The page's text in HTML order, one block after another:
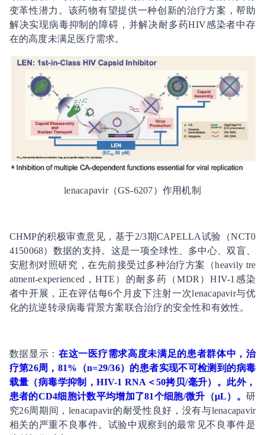
变革性潜力。该药物有望提供一种创新的治疗方案，帮助
解决实现病毒抑制的障碍，并解决耐多药HIV感染者中存
在的高度未满足医疗需求。
lenacapavir（GS-6207）作用机制
CHMP的积极审查意见，基于2/3期CAPELLA试验（NCT0
4150068）数据的支持。这是一项全球性、多中心、双盲、
安慰剂对照研究，在先前接受过多种治疗方案（heavily tre
atment-experienced，HTE）的耐多药（MDR）HIV-1感染
者中开展，正在评估每6个月皮下注射一次lenacapavir与优
化的抗逆转录病毒背景方案联合治疗的安全性和有效性。
数据显示：在这一医疗需求高度未满足的患者群体中，治
疗第26周，81%（n=29/36）的患者实现不可检测到的病毒
载量（病毒学抑制，HIV-1 RNA＜50拷贝/毫升）。此外，
患者的CD4细胞计数平均增加了81个细胞/微升（μL）。研
究26周期间，lenacapavir的耐受性良好，没有与lenacapavir
相关的严重不良事件。试验中观察到的最常见不良事件是